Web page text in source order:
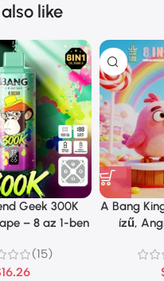
like
Geek 300K
– 8 az 1-ben
(15)
16.26
A Bang
ízű,